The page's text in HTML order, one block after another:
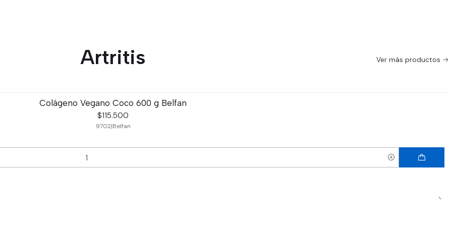
Artritis Ver más productos
Colágeno Vegano Coco 600 g Belfan
$115.500
9702|Belfan